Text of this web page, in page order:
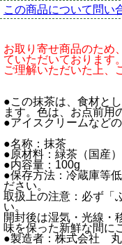
この商品について問い
お取り寄せ商品のため
ていただいております。
ご理解いただいた上、
●この抹茶は、食材と
ます。色は、お点前用
●アイスクリームなど
●名称：抹茶
●原材料：緑茶（国産）
●内容量：100g
●保存方法：冷蔵庫等
ださい。
取扱上の注意：必ず「
い。
開封後は湿気・光線・
味を保った新鮮な間に
●製造者：株式会社 丸